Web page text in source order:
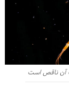
آن ناقص است